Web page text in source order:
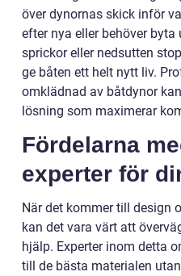
över dynornas skick inför
efter nya eller behöver
sprickor eller nedsutten
ge båten ett helt nytt liv.
omklädnad av båtdynor
lösning som maximerar
Fördelarna
experter för
När det kommer till design
kan det vara värt att
hjälp. Experter inom detta
till de bästa materialen